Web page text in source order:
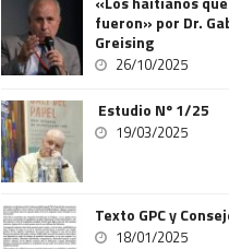
fueron» por Dr.
Greising
26/10/2025
Estudio Nº 1/25
19/03/2025
Texto GPC y
18/01/2025